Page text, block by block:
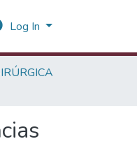
Log In